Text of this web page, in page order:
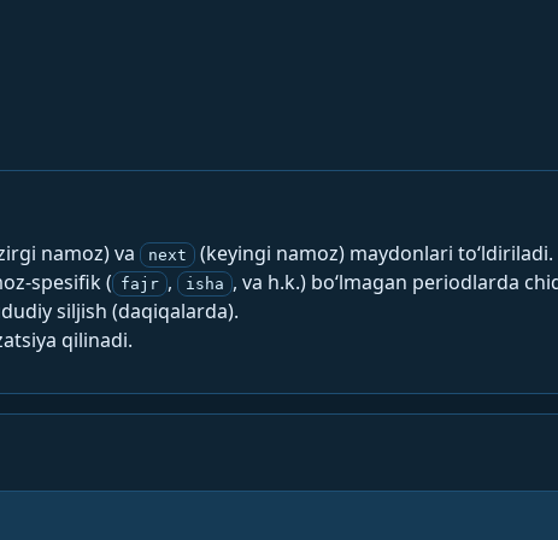
namoz) va next (keyingi namoz) maydonlari to‘ldiriladi.
spesifik ( fajr , isha , va h.k.) bo‘lmagan periodlarda
siljish (daqiqalarda).
qilinadi.